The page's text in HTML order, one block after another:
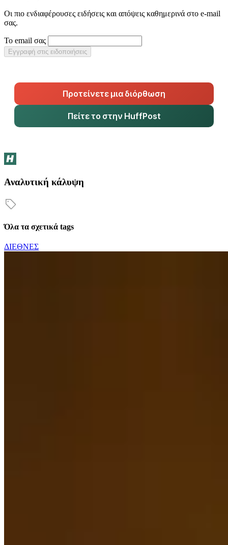
Οι πιο ενδιαφέρουσες ειδήσεις και απόψεις καθημερινά στο e-mail
σας.
Το email σας
Εγγραφή στις ειδοποιήσεις
Προτείνετε μια διόρθωση
Πείτε το στην HuffPost
Αναλυτική κάλυψη
Όλα τα σχετικά tags
ΔΙΕΘΝΕΣ